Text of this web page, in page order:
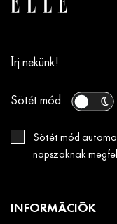
Írj nekünk!
Sötét mód
Sötét mód
napszaknak
INFORMÁCIÓK